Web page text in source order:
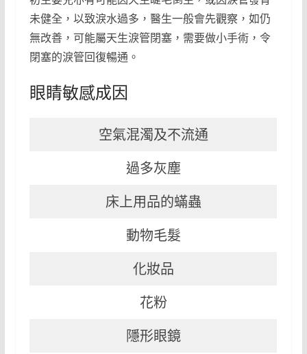
未健全，以致淚水過多，醫生一般會先觀察，如仍
無改善，可能屬天生淚管閉塞，需要做小手術，令
閉塞的淚管回復暢通。
眼睛敏感成因
空氣混濁及不流通
過多灰塵
床上用品的蟎蟲
動物毛髮
化妝品
花粉
隱形眼鏡